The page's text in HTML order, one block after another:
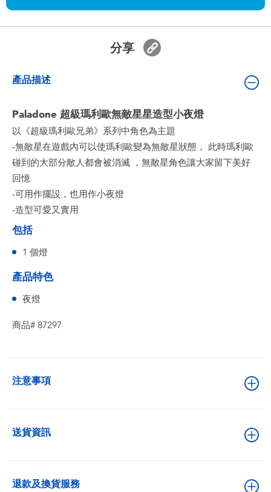
任天堂 Switch
盲盒
人氣角色
生活精品
分享
產品描述
Paladone 超級瑪利歐無敵星星造型小夜燈
以《超級瑪利歐兄弟》系列中角色為主題
-無敵星在遊戲內可以使瑪利歐變為無敵星狀態， 此時瑪利歐
碰到的大部分敵人都會被消滅 ，無敵星角色讓大家留下美好
回憶
-可用作擺設，也用作小夜燈
-造型可愛又實用
包括
1 個燈
產品特色
夜燈
商品# 87297
注意事項
送貨資訊
退款及換貨服務